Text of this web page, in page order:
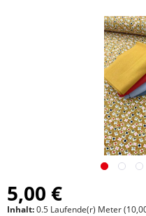
5,00 €
Inhalt:0.5 Laufende(r) Meter